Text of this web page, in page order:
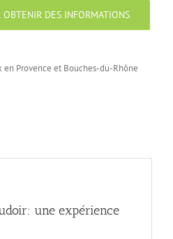
DES INFORMATIONS
Provence et Bouches-du-Rhône
une expérience